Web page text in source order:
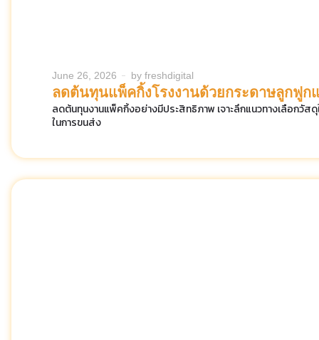
June 26, 2026 by freshdigital
ลดต้นทุนแพ็คกิ้งโรงงานด้วยกระดาษลูกฟูก
ลดต้นทุนงานแพ็คกิ้งอย่างมีประสิทธิภาพ เจาะลึกแนวทางเลือกวัส
ในการขนส่ง